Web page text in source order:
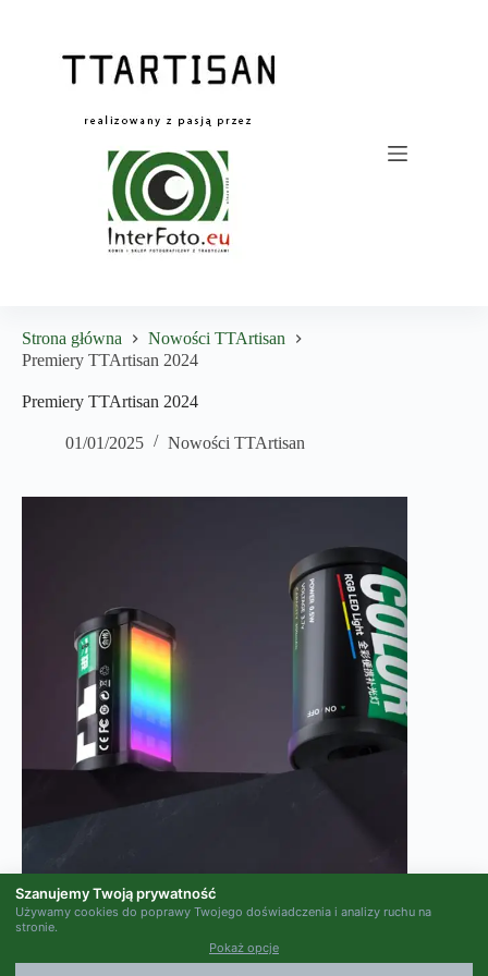
Strona główna
Nowości TTArtisan
Premiery TTArtisan 2024
Premiery TTArtisan 2024
01/01/2025 Nowości TTArtisan
Szanujemy Twoją prywatność
Używamy cookies do poprawy Twojego doświadczenia i analizy ruchu na
stronie.
Pokaż opcje